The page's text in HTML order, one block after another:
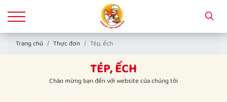
Trang chủ Thực đơn Tép, ếch
TÉP, ẾCH
Chào mừng bạn đến với website của chúng tôi